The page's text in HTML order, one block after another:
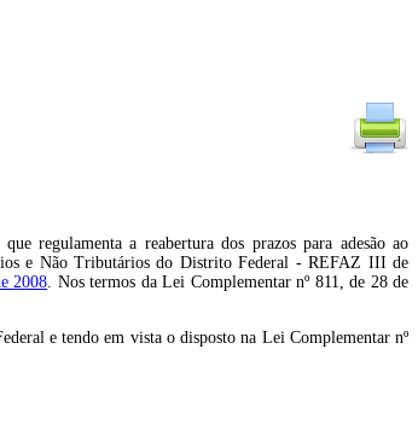
regulamenta a reabertura dos prazos para adesão ao
e Não Tributários do Distrito Federal - REFAZ III de
2008. Nos termos da Lei Complementar nº 811, de 28 de
e tendo em vista o disposto na Lei Complementar nº